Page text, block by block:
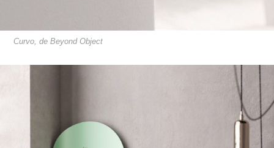
Curvo, de Beyond Object